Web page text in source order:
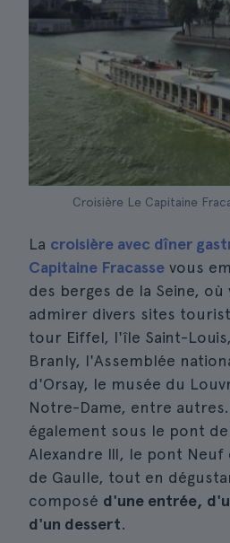
Croisière Le Capitaine
La croisière avec dîner
Capitaine Fracasse vous
des berges de la Seine,
admirer divers sites
tour Eiffel, l'île Saint-
Branly, l'Assemblée
d'Orsay, le musée du
Notre-Dame, entre
également sous le pont
Alexandre III, le pont
de Gaulle, tout en
composé d'une entrée,
d'un dessert.